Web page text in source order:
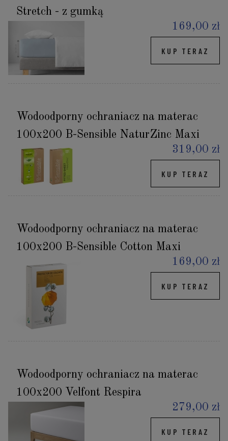
Stretch - z gumką
169,00 zł
KUP TERAZ
Wodoodporny ochraniacz na materac
100x200 B-Sensible NaturZinc Maxi
319,00 zł
KUP TERAZ
Wodoodporny ochraniacz na materac
100x200 B-Sensible Cotton Maxi
169,00 zł
KUP TERAZ
Wodoodporny ochraniacz na materac
100x200 Velfont Respira
279,00 zł
KUP TERAZ